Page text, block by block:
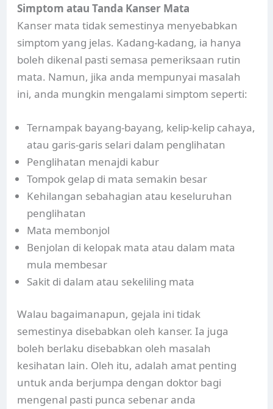
Simptom atau Tanda Kanser Mata
Kanser mata tidak semestinya menyebabkan
simptom yang jelas. Kadang-kadang, ia hanya
boleh dikenal pasti semasa pemeriksaan rutin
mata. Namun, jika anda mempunyai masalah
ini, anda mungkin mengalami simptom seperti:
Ternampak bayang-bayang, kelip-kelip cahaya,
atau garis-garis selari dalam penglihatan
Penglihatan menajdi kabur
Tompok gelap di mata semakin besar
Kehilangan sebahagian atau keseluruhan
penglihatan
Mata membonjol
Benjolan di kelopak mata atau dalam mata
mula membesar
Sakit di dalam atau sekeliling mata
Walau bagaimanapun, gejala ini tidak
semestinya disebabkan oleh kanser. Ia juga
boleh berlaku disebabkan oleh masalah
kesihatan lain. Oleh itu, adalah amat penting
untuk anda berjumpa dengan doktor bagi
mengenal pasti punca sebenar anda